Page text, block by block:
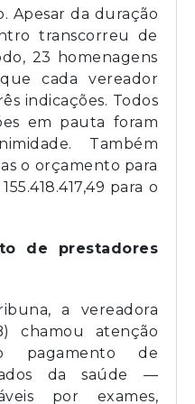
Apesar da duração
transcorreu de
23 homenagens
cada vereador
indicações. Todos
em pauta foram
Também
o orçamento para
para o
de prestadores
a vereadora
chamou atenção
pagamento de
da saúde —
por exames,